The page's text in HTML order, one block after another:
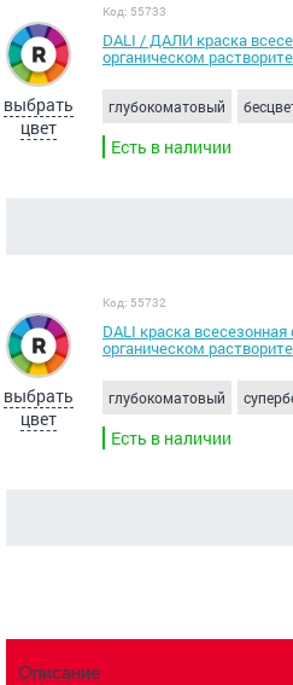
выбрать
цвет
Код: 55733
DALI / ДАЛИ краска
органическом
глубокоматовый
Есть в наличии
выбрать
цвет
Код: 55732
DALI краска
органическом
глубокоматовый
Есть в наличии
Описание